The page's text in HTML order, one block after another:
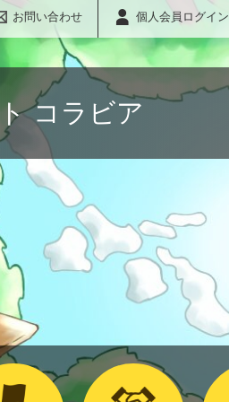
お問い合わせ 個人会員ログイン
コラビア